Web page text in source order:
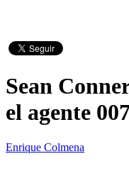
Sean
el agente
Enrique Colmena